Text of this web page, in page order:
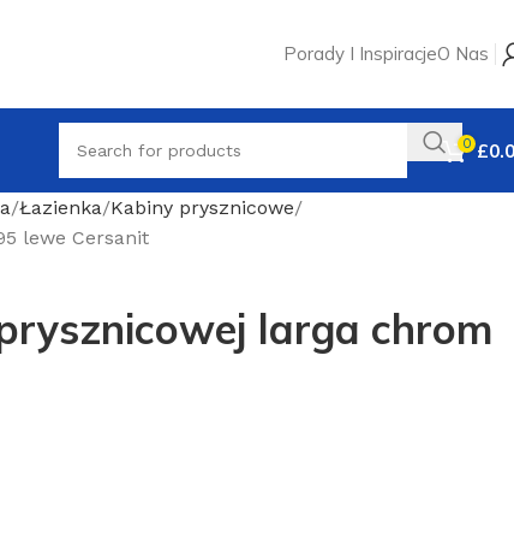
Porady I InspiracjeO Nas
0 £
Łazienka Kabiny prysznicowe
lewe Cersanit
larga chrom